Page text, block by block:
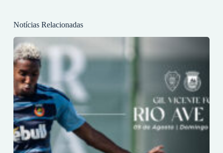
Notícias Relacionadas